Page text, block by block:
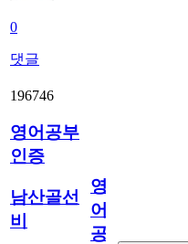
0
댓글
196746
영어공부
인증
남산골선
비
영
어
공